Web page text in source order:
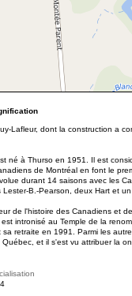
Lafleur, dont la construction a
né à Thurso en 1951. Il est
de Montréal en font le
durant 14 saisons avec les
Lester-B.-Pearson, deux Hart et un
de l'histoire des Canadiens et
intronisé au Temple de la
sa retraite en 1991. Parmi les
et il s'est vu attribuer la